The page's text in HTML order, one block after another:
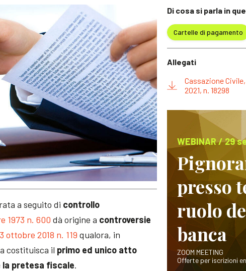
a seguito di controllo
1973 n. 600 dà origine a controversie
ottobre 2018 n. 119 qualora, in
costituisca il primo ed unico atto
pretesa fiscale.
Di cosa si parla in
Cartelle di pagamento
Allegati
Cassazione
2021, n. 18298
WEBINAR / 29
presso
ruolo
banca
ZOOM MEETING
Offerte per iscrizioni